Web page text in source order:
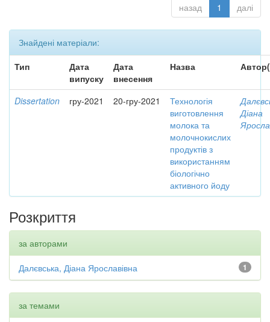
назад 1 далі
Знайдені матеріали:
Тип
Дата
випуску
Дата
внесення
Назва
Dissertation гру-2021 20-гру-2021
Технологія
виготовлення
молока та
молочнокислих
продуктів з
використанням
біологічно
активного йоду
Діана
Розкриття
за авторами
1
Далєвська, Діана Ярославівна
за темами